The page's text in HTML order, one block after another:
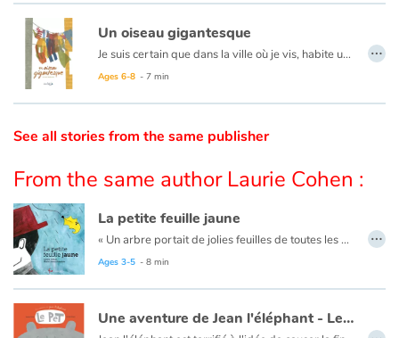
Contraste +
Help
Home
Family
Schools
Libraries
Videos & Tutorials
Un oiseau gigantesque
Je suis certain que dans la ville où je vis, habite un animal gigantesque...
Ages 6-8 - 7 min
…
See all stories from the same publisher
From the same author Laurie Cohen :
La petite feuille jaune
« Un arbre portait de jolies feuilles de toutes les nuances de vert. Mais, au milieu, une petite feuille jaune ne trouvait pas sa place. Elle avait une forme étrange. Elle était différente. »
Ages 3-5 - 8 min
…
Une aventure de Jean l'éléphant - Le Pet